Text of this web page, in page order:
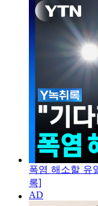
폭염 해소할 유
록]